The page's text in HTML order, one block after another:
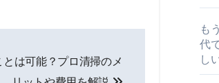
は可能？プロ清掃のメ
も
代
し